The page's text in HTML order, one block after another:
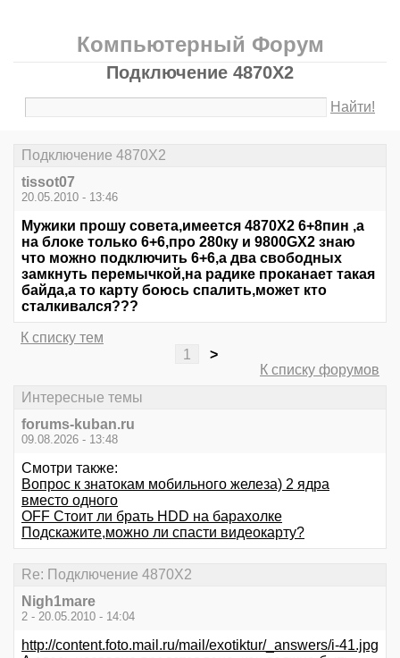
Компьютерный Форум
Подключение 4870Х2
Найти!
Подключение 4870Х2
tissot07
20.05.2010 - 13:46
Мужики прошу совета,имеется 4870Х2 6+8пин ,а
на блоке только 6+6,про 280ку и 9800GX2 знаю
что можно подключить 6+6,а два свободных
замкнуть перемычкой,на радике проканает такая
байда,а то карту боюсь спалить,может кто
сталкивался???
К списку тем
1
>
К списку форумов
Интересные темы
forums-kuban.ru
09.08.2026 - 13:48
Смотри также:
Вопрос к знатокам мобильного железа) 2 ядра
вместо одного
OFF Стоит ли брать HDD на барахолке
Подскажите,можно ли спасти видеокарту?
Re: Подключение 4870Х2
Nigh1mare
2 - 20.05.2010 - 14:04
http://content.foto.mail.ru/mail/exotiktur/_answers/i-41.jpg